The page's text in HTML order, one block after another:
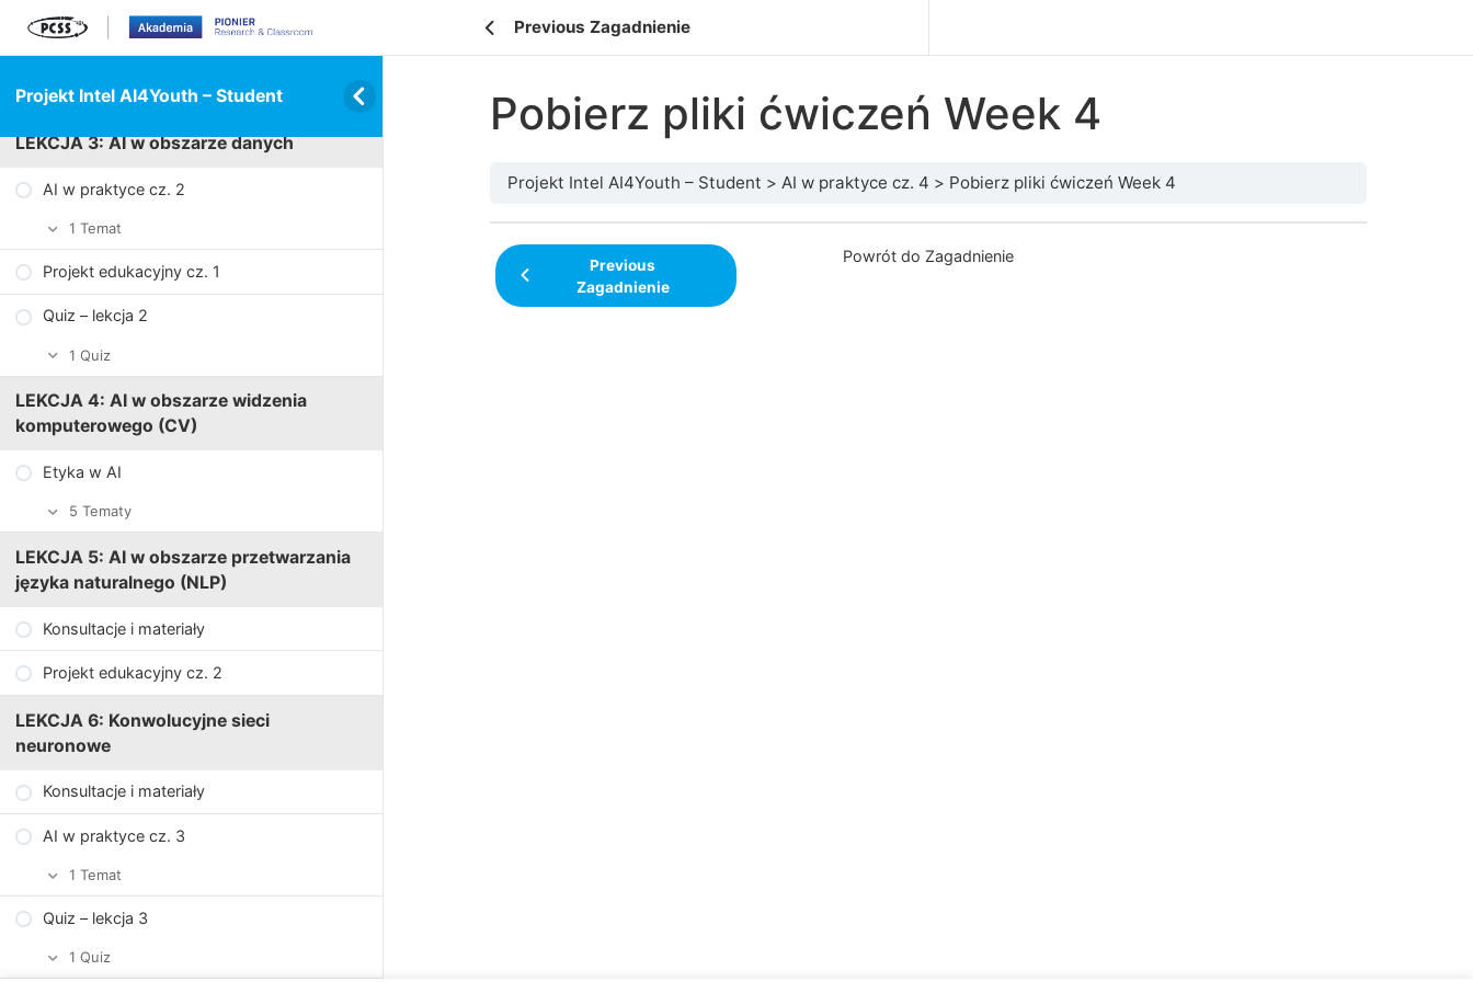
Projekt Intel AI4Youth – Student
3 Tematy
Projekt Vegita
Mapa systemów
Zadanie sprawdzające 2.1
Cele Zrównoważonego Rozwoju
1 Temat
Kilka słów o SDGs
LEKCJA 3: AI w obszarze danych
AI w praktyce cz. 2
1 Temat
Pobierz pliki ćwiczeń – Week 2
Projekt edukacyjny cz. 1
Quiz – lekcja 2
1 Quiz
Quiz
LEKCJA 4: AI w obszarze widzenia
komputerowego (CV)
Etyka w AI
5 Tematy
Analiza przypadku
Lista kontrolna etyki
Priorytety i ich skutki
Zadanie sprawdzające 3.1
LEKCJA 5: AI w obszarze przetwarzania
języka naturalnego (NLP)
Konsultacje i materiały
Projekt edukacyjny cz. 2
LEKCJA 6: Konwolucyjne sieci
neuronowe
Konsultacje i materiały
AI w praktyce cz. 3
1 Temat
Pobierz pliki ćwiczeń Week 3
Quiz – lekcja 3
1 Quiz
Previous Zagadnienie
Pobierz pliki ćwiczeń Week 4
Projekt Intel AI4Youth – Student AI w praktyce cz. 4 Pobierz pliki ćwiczeń Week 4
Previous
Zagadnienie
Powrót do Zagadnienie